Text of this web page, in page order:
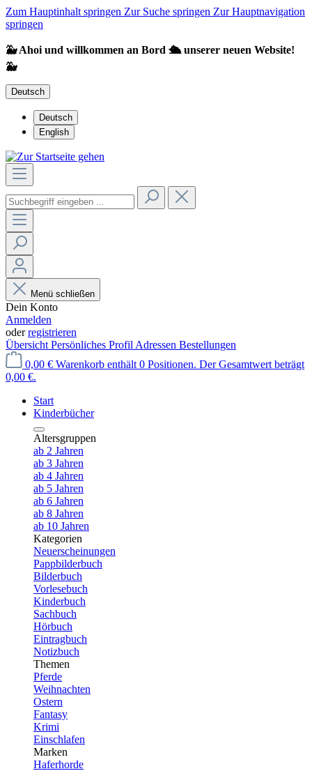
Zum Hauptinhalt springen Zur Suche springen Zur Hauptnavigation
springen
🐳 Ahoi und willkommen an Bord 🛳️ unserer neuen Website!
🐳
Deutsch
Deutsch
English
Menü schließen
Dein Konto
Anmelden
oderregistrieren
Übersicht Persönliches Profil Adressen Bestellungen
0,00 € Warenkorb enthält 0 Positionen. Der Gesamtwert beträgt
0,00 €.
Start
Kinderbücher
Altersgruppen
ab 2 Jahren
ab 3 Jahren
ab 4 Jahren
ab 5 Jahren
ab 6 Jahren
ab 8 Jahren
ab 10 Jahren
Kategorien
Neuerscheinungen
Pappbilderbuch
Bilderbuch
Vorlesebuch
Kinderbuch
Sachbuch
Hörbuch
Eintragbuch
Notizbuch
Themen
Pferde
Weihnachten
Ostern
Fantasy
Krimi
Einschlafen
Marken
Haferhorde